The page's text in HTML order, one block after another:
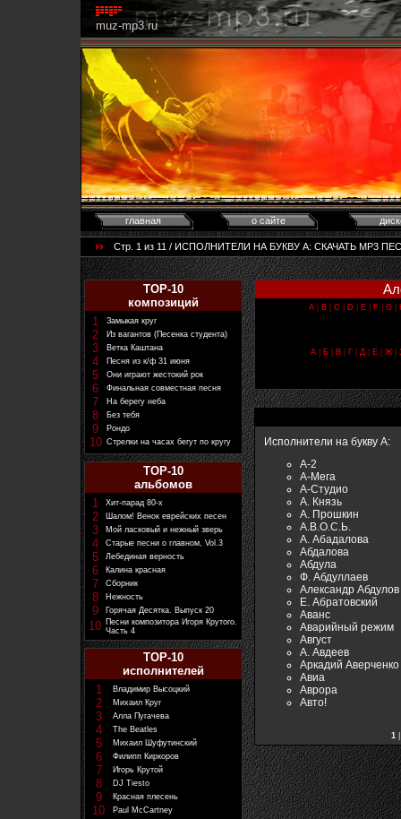
muz-mp3.ru
главная о сайте
Стр. 1 из 11 / ИСПОЛНИТЕЛИ НА БУКВУ А: CКАЧАТЬ MP3
TOP-10
композиций
1
Замыкая круг
2 Из вагантов (Песенка студента)
3 Ветка Каштана
4 Песня из к/ф 31 июня
5 Они играют жестокий рок
6 Финальная совместная песня
7 На берегу неба
8 Без тебя
9 Рондо
10 Стрелки на часах бегут по кругу
TOP-10
альбомов
1
Хит-парад 80-х
2 Шалом! Венок еврейских песен
3 Мой ласковый и нежный зверь
4 Старые песни о главном, Vol.3
5 Лебединая верность
6 Калина красная
7 Сборник
8 Нежность
9 Горячая Десятка. Выпуск 20
10 Песни композитора Игоря Крутого.
Часть 4
TOP-10
исполнителей
1
Владимир Высоцкий
2 Михаил Круг
3 Алла Пугачева
4 The Beatles
5 Михаил Шуфутинский
6 Филипп Киркоров
7 Игорь Крутой
8 DJ Tiesto
9 Красная плесень
10 Paul McCartney
A B C D E F G
А| Б| В| Г| Д| Е| Ж|
Исполнители на букву А:
А-2
А-Мега
А-Студио
А. Князь
А. Прошкин
А.В.О.С.Ь.
А. Абадалова
Абдалова
Абдула
Ф. Абдуллаев
Александр Абдулов
Е. Абратовский
Аванс
Аварийный режим
Август
А. Авдеев
Аркадий Аверченко
Авиа
Аврора
Авто!
1